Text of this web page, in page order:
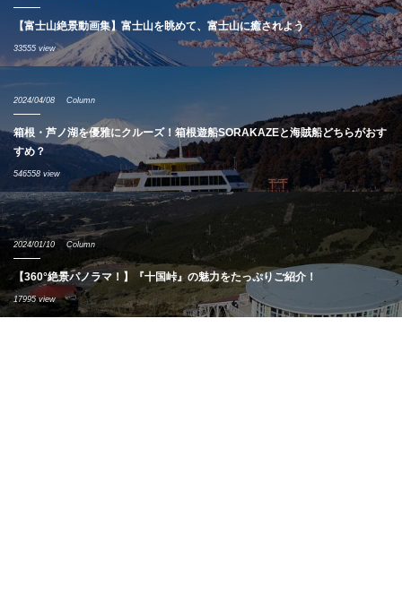
【富士山絶景動画集】富士山を眺めて、富士山に癒されよう
33555 view
2024/04/08 Column
箱根・芦ノ湖を優雅にクルーズ！箱根遊船SORAKAZEと海賊船どちらがおす
すめ？
546558 view
2024/01/10 Column
【360°絶景パノラマ！】『十国峠』の魅力をたっぷりご紹介！
17995 view